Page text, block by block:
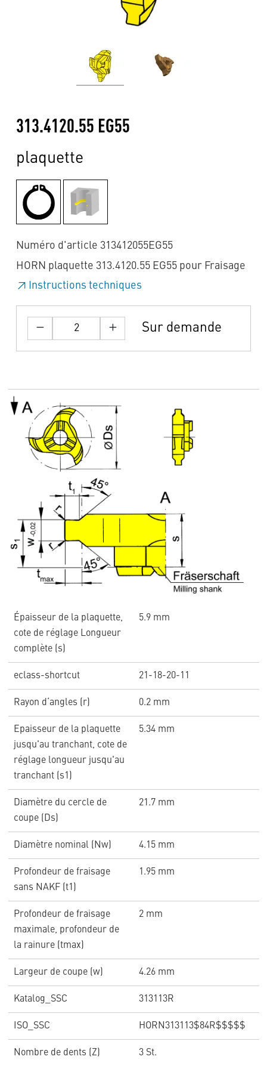
313.4120.55 EG55
plaquette
Numéro d'article 313412055EG55
HORN plaquette 313.4120.55 EG55 pour Fraisage
Instructions techniques
Sur demande
Épaisseur de la plaquette,
cote de réglage Longueur
complète (s)
5.9 mm
eclass-shortcut 21-18-20-11
Rayon d‘angles (r) 0.2 mm
Epaisseur de la plaquette
jusqu'au tranchant, cote de
réglage longueur jusqu'au
tranchant (s1)
5.34 mm
Diamètre du cercle de
coupe (Ds)
21.7 mm
Diamètre nominal (Nw) 4.15 mm
Profondeur de fraisage
sans NAKF (t1)
1.95 mm
Profondeur de fraisage
maximale, profondeur de
la rainure (tmax)
2 mm
Largeur de coupe (w) 4.26 mm
Katalog_SSC 313113R
ISO_SSC HORN313113$84R$$$$$
Nombre de dents (Z) 3 St.